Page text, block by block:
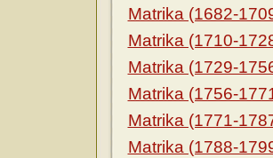
Matrika (1682-
Matrika (1710-
Matrika (1729-
Matrika (1756-
Matrika (1771-
Matrika (1788-